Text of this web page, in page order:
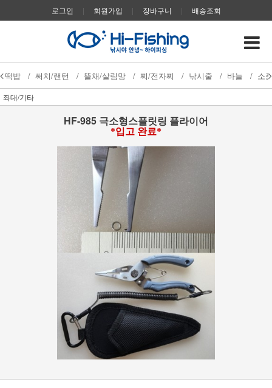
로그인 | 회원가입 | 장바구니 | 배송조회
떡밥 / 써치/랜턴 / 뜰채/살림망 / 찌/전자찌 / 낚시줄 / 바늘 / 소
좌대/기타
HF-985 극소형스플릿링 플라이어
*입고 완료*